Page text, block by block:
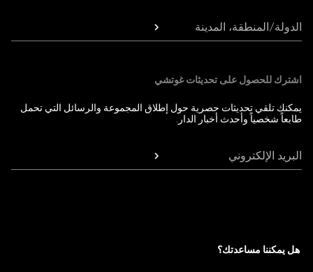
الدولة/المنطقة، المدينة
اشترك للحصول على تحديثات غوتشي
يمكنك تلقي تحديثات حصرية حول إطلاق المجموعة والرسائل التي تحمل
طابعاً شخصياً وأحدث أخبار الدار.
البريد الإلكتروني
هل يمكننا مساعدتك؟